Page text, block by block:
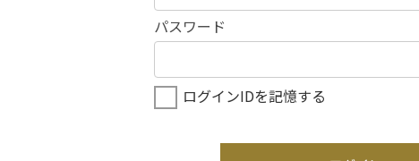
パスワード
ログインIDを記憶する